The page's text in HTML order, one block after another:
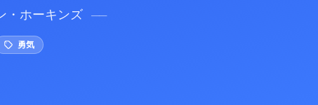
・ホーキンズ ──
勇気